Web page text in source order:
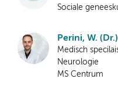
Sociale
Perini, W. (Dr.)
Medisch
Neurologie
MS Centrum